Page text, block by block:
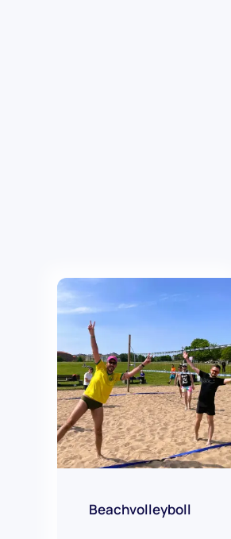
Beachvolleyboll